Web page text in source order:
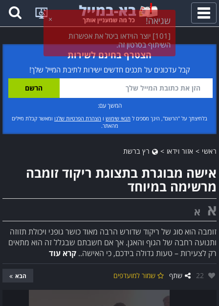
פתח
תפריט
הצטרף בחינם לשירות
קבל עדכונים על תכנים חדשים ישירות לתיבת המייל שלך!
המשך עם:
בלחיצתך על "הרשם", הינך מסכים ל תנאי שימוש ו הצהרת הפרטיות שלנו ומאשר קבלת מיילים
מהאתר.
ראשי > אזור וידאו > רץ ברשת
אישה מבוגרת בתצוגת ריקוד זומבה
מרשימה במיוחד
א א
זומבה הוא סוג של ריקוד שדורש הרבה מאוד כושר גופני ויכולת תזוזה
ותנועה רחבה של הגוף והאגן. אך אם חשבתם שבגלל זה הוא מתאים
רק לצעירות – טעות גדולה בידכם, כי האישה.. קרא עוד
אהבו:
22 שתף שמור למועדפים הבא